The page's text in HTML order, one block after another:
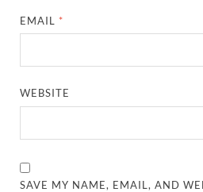
EMAIL *
WEBSITE
SAVE MY NAME, EMAIL, AND